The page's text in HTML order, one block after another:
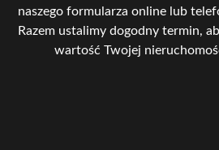
naszego formularza online lub
Razem ustalimy dogodny termin,
wartość Twojej